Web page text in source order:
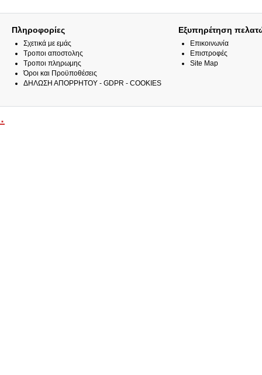
Πληροφορίες
Σχετικά με εμάς
Τροποι αποστολης
Τροποι πληρωμης
Όροι και Προϋποθέσεις
ΔΗΛΩΣΗ ΑΠΟΡΡΗΤΟΥ - GDPR - COOKIES
Εξυπηρέτηση
Επικοινωνία
Επιστροφές
Site Map
.